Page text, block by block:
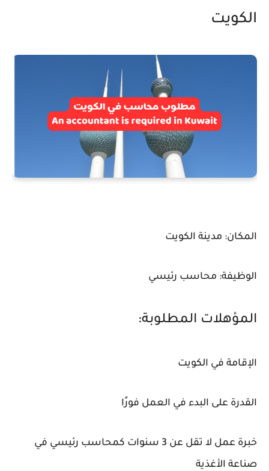
الكويت
المكان: مدينة الكويت
الوظيفة: محاسب رئيسي
المؤهلات المطلوبة:
الإقامة في الكويت
القدرة على البدء في العمل فورًا
خبرة عمل لا تقل عن 3 سنوات كمحاسب رئيسي في
صناعة الأغذية